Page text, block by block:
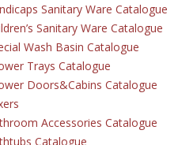
Sanitary Ware Catalogue
Sanitary Ware Catalogue
Wash Basin Catalogue
Trays Catalogue
Doors&Cabins Catalogue
Accessories Catalogue
Catalogue